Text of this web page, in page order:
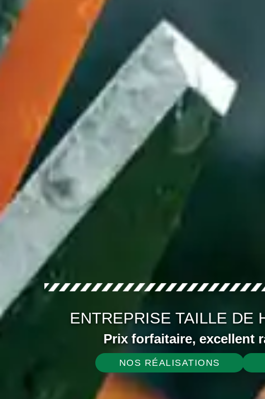
ENTREPRISE TAILLE DE
Prix forfaitaire, excellent
NOS RÉALISATIONS